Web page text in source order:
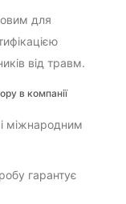
для
від травм.
в компанії
міжнародним
гарантує